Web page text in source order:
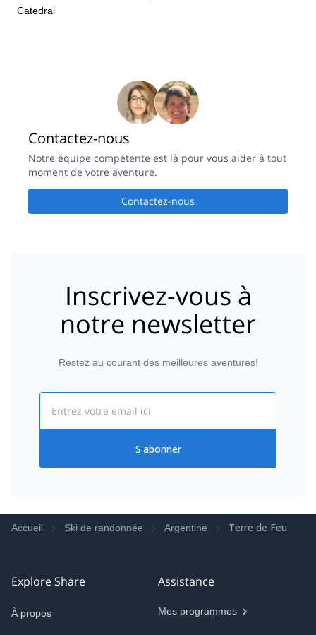
Catedral
Contactez-nous
Notre équipe compétente est là pour vous aider à tout
moment de votre aventure.
Contactez-nous
Inscrivez-vous à
notre newsletter
Restez au courant des meilleures aventures!
S'abonner
Accueil Ski de randonnée Argentine Terre de Feu
Explore Share
À propos
Assistance
Mes programmes